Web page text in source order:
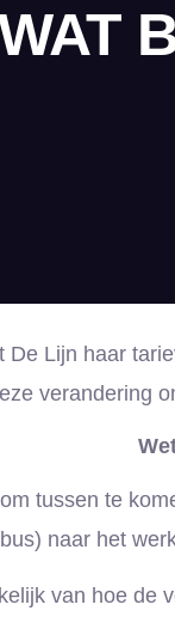
De Lijn haar
verandering
tussen te
naar het
van hoe de